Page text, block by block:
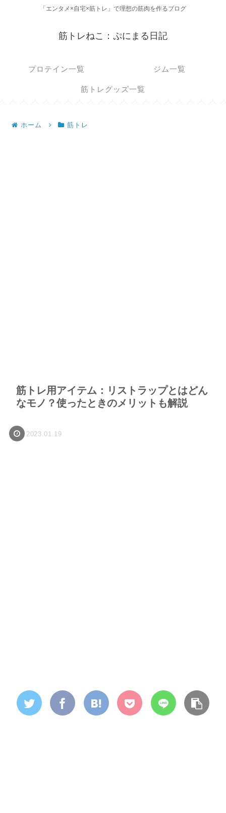
「エンタメ×自宅×筋トレ」で理想の筋肉を作るブログ
筋トレねこ：ぷにまる日記
プロテイン一覧 ジム一覧
筋トレグッズ一覧
ホーム 筋トレ
筋トレ用アイテム：リストラップとはどん
なモノ？使ったときのメリットも解説
2023.01.19